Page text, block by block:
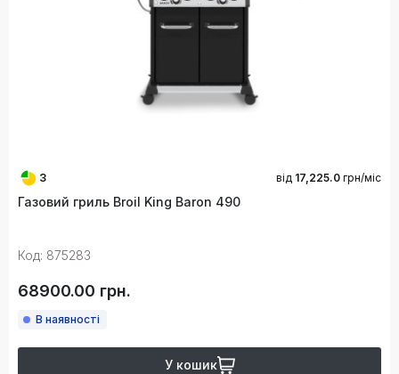
3 від 17,225.0 грн/міс
Газовий гриль Broil King Baron 490
Код: 875283
68900.00 грн.
В наявності
У кошик